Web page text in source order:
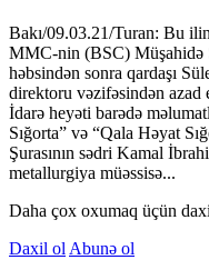
Bakı/09.03.21/Turan: Bu
MMC-nin (BSC) Müşahidə
həbsindən sonra qardaşı
direktoru vəzifəsindən
İdarə heyəti barədə
Sığorta” və “Qala Həyat
Şurasının sədri Kamal
metallurgiya müəssisə...
Daha çox oxumaq üçün
Daxil ol Abunə ol